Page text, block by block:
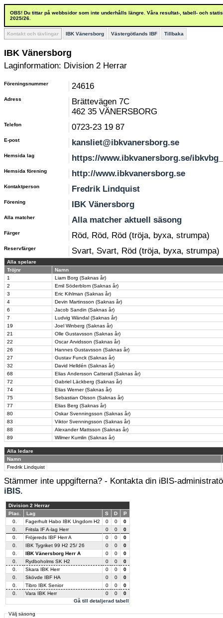
OBS! Du tittar på webbsidor som inte underhålls längre. Våra resultat-, tabell- och
2025/26.
Kontakt och tävlingar IBK Vänersborg Västergötlands IBF Tillbaka
IBK Vänersborg
Laginformation: Division 2 Herrar
Föreningsnummer 24616
Adress
Brättevägen 7C
462 35 VÄNERSBORG
Telefon 0723-23 19 87
E-post kansliet@ibkvanersborg.se
Hemsida lag https://www.ibkvanersborg.se/
Hemsida förening http://www.ibkvanersborg.se
Kontaktperson Fredrik Lindquist
Förening IBK Vänersborg
Alla matcher Alla matcher aktuell säsong
Färger Röd, Röd, Röd (tröja, byxa, strumpa)
Reservfärger Svart, Svart, Röd (tröja, byxa, strumpa)
Alla spelare
Tröjnr
Namn
1
Liam Borg (Saknas år)
2
Emil Söderblom (Saknas år)
3
Eric Kihlman (Saknas år)
4
Devin Martinsson (Saknas år)
6
Jacob Sandin (Saknas år)
7
Ludvig Wändal (Saknas år)
19
Joel Winberg (Saknas år)
21
Olle Gustavsson (Saknas år)
22
Oscar Arvidsson (Saknas år)
26
Hannes Gustavsson (Saknas år)
27
Gustav Funck (Saknas år)
32
David Helldén (Saknas år)
68
Elias Andersson Catterall (Saknas år)
72
Gabriel Läckberg (Saknas år)
74
Elias Werner (Saknas år)
75
Sebastian Olsson (Saknas år)
77
Elias Berg (Saknas år)
80
Oskar Svenningsson (Saknas år)
83
Viktor Svenningsson (Saknas år)
88
Alexander Mattsson (Saknas år)
89
Wilmer Kumlin (Saknas år)
Alla ledare
Namn
Fredrik Lindquist
Stämmer inte uppgifterna? - Kontakta din iBIS-
iBIS.
Division 2 Herrar
Plac.
Lag S D P
Gå till detaljerad tabell
0. Fagerhult Habo IBK Ungdom H2 0 0
0
0.
Fritsla IF A-lag Herr 0 0
0
0.
Fröjereds IBF Herr A 0 0
0
0.
IBK Tygriket 99 H2 25/ 26 0 0
0
0.
IBK Vänersborg Herr A 0 0
0
0.
Rydboholms SK H2 0 0
0
0.
Skara IBK Herr 0 0
0
0.
Skövde IBF HA 0 0
0
0.
Tibro IBK Senior 0 0
0
0.
Vara IBK Herr 0 0 0
Välj säsong